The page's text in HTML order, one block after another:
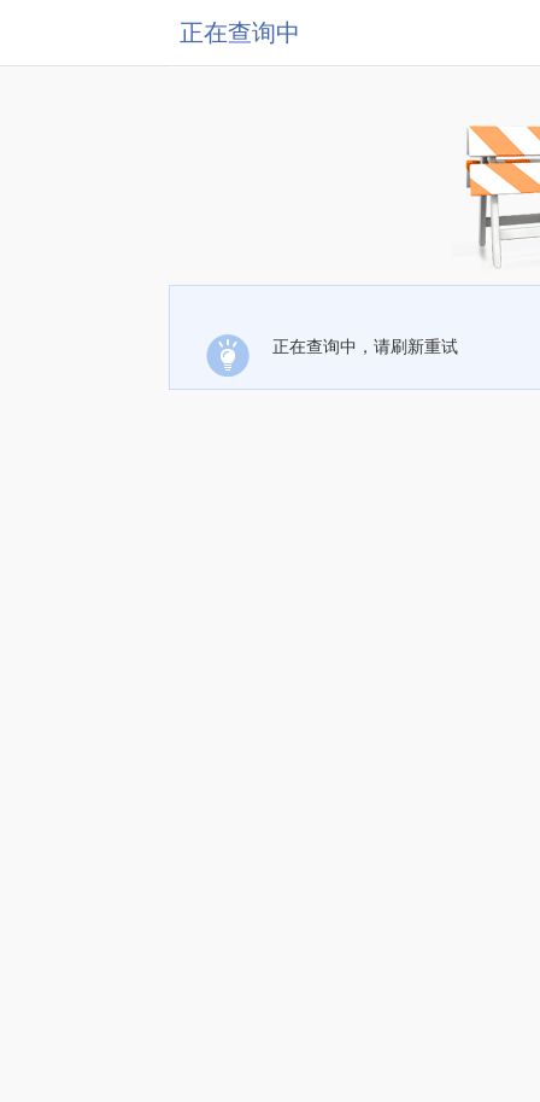
正在查询中
正在查询中，请刷新重试